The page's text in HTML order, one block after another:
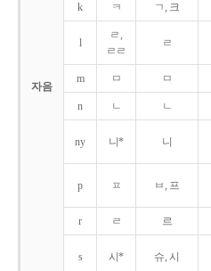
자음
k ㅋ ㄱ, 크
l
ㄹ,
ㄹㄹ
ㄹ
m ㅁ ㅁ
n ㄴ ㄴ
ny 니* 니
p ㅍ ㅂ, 프
r ㄹ 르
s 시* 슈, 시